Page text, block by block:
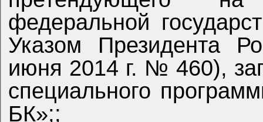
федеральной
Указом Президента Российской Федерации от 23
июня 2014 г. № 460), заполненные
специального программного
БК»;;